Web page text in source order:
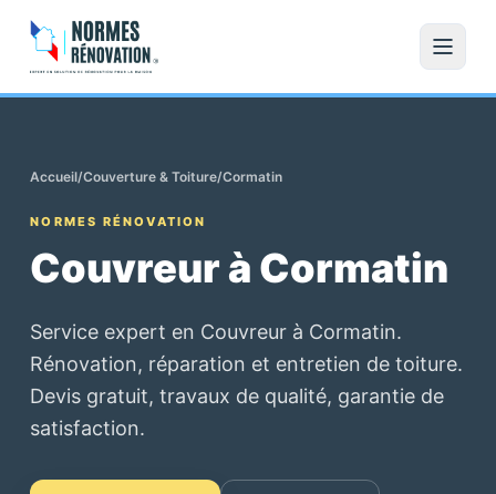
Accueil/Couverture & Toiture/Cormatin
NORMES RÉNOVATION
Couvreur à Cormatin
Service expert en Couvreur à Cormatin.
Rénovation, réparation et entretien de toiture.
Devis gratuit, travaux de qualité, garantie de
satisfaction.